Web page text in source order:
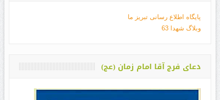
پایگاه اطلاع رسانی تبریز ما
وبلاگ شهدا 63
دعای فرج آقا امام زمان (عج)